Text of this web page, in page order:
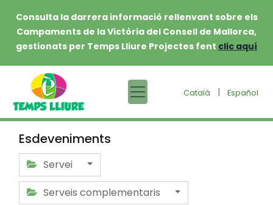
Consulta la darrera informació rellenvant sobre els
Campaments de la Victòria del Consell de Mallorca,
gestionats per Temps Lliure Projectes fent clic aquí
Català | Español
Esdeveniments
Servei
Serveis complementaris